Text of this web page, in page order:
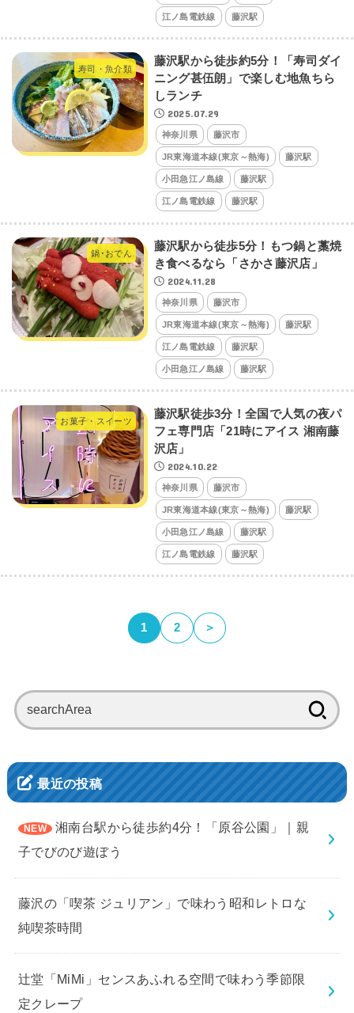
江ノ島電鉄線 藤沢駅
寿司・魚介類
藤沢駅から徒歩約5分！「寿司ダイ
ニング甚伍朗」で楽しむ地魚ちら
しランチ
2025.07.29
神奈川県 藤沢市
JR東海道本線(東京～熱海) 藤沢駅
小田急江ノ島線 藤沢駅
江ノ島電鉄線 藤沢駅
鍋･おでん
藤沢駅から徒歩5分！もつ鍋と藁焼
き食べるなら「さかさ藤沢店」
2024.11.28
神奈川県 藤沢市
JR東海道本線(東京～熱海) 藤沢駅
江ノ島電鉄線 藤沢駅
小田急江ノ島線 藤沢駅
お菓子・スイーツ
藤沢駅徒歩3分！全国で人気の夜パ
フェ専門店「21時にアイス 湘南藤
沢店」
2024.10.22
神奈川県 藤沢市
JR東海道本線(東京～熱海) 藤沢駅
小田急江ノ島線 藤沢駅
江ノ島電鉄線 藤沢駅
1 2 ＞
索:
最近の投稿
湘南台駅から徒歩約4分！「原谷公園」｜親
子でびのび遊ぼう
藤沢の「喫茶 ジュリアン」で味わう昭和レトロな
純喫茶時間
辻堂「MiMi」センスあふれる空間で味わう季節限
定クレープ